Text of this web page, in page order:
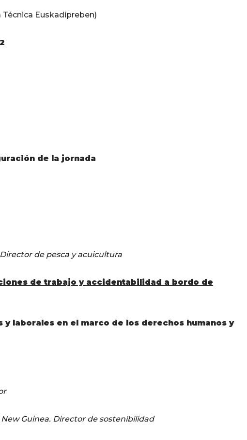
Euskadipreben)
de la jornada
de pesca y acuicultura
de trabajo y accidentabilidad a bordo de
y laborales en el marco de los derechos humanos y
Guinea. Director de sostenibilidad